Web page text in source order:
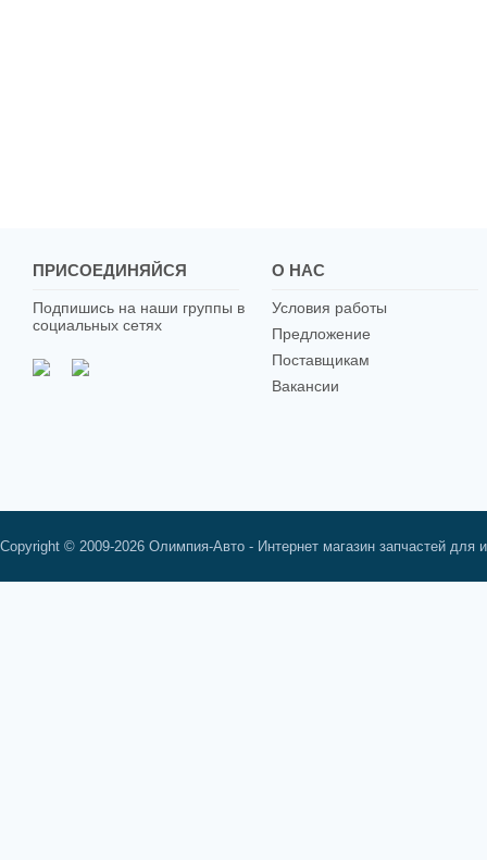
ПРИСОЕДИНЯЙСЯ
Подпишись на наши группы в
социальных сетях
О НАС
Условия работы
Предложение
Поставщикам
Вакансии
Copyright © 2009-2026 Олимпия-Авто - Интернет магазин запчастей для